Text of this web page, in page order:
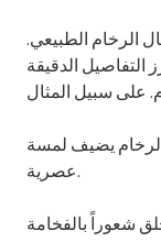
الرخام الطبيعي.
التفاصيل الدقيقة
يضيف لمسة
عصرية.